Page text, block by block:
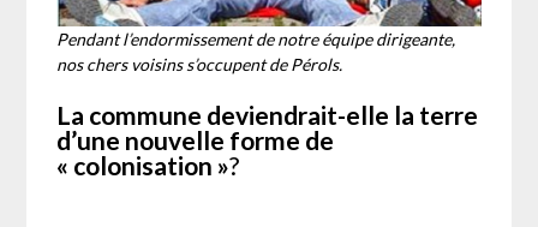
Pendant l’endormissement de notre équipe dirigeante,
nos chers voisins s’occupent de Pérols.
La commune deviendrait-elle la terre
d’une nouvelle forme de
« colonisation »?